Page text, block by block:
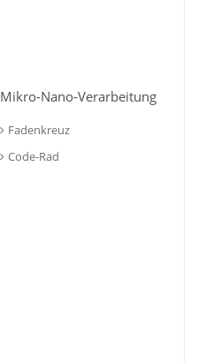
Mikro-Nano-Verarbeitung
Fadenkreuz
Code-Rad